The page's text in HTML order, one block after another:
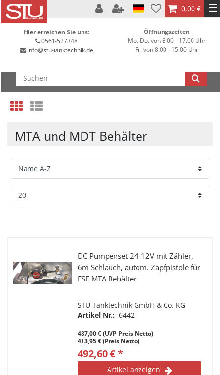
0,00 € ☰
Hier erreichen Sie uns:
0561-527348
info@stu-tanktechnik.de
Öffnungszeiten
Mo.-Do. von 8.00 - 17.00 Uhr
Fr. von 8.00 - 15.00 Uhr
MTA und MDT Behälter
DC Pumpenset 24-12V mit Zähler,
6m Schlauch, autom. Zapfpistole für
ESE MTA Behälter
STU Tanktechnik GmbH & Co. KG
Artikel Nr.: 6442
487,00 €(UVP Preis Netto)
413,95 € (Preis Netto)
492,60 € *
Artikel anzeigen